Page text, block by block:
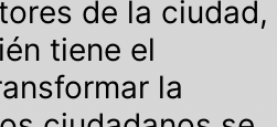
de la ciudad,
tiene el
la